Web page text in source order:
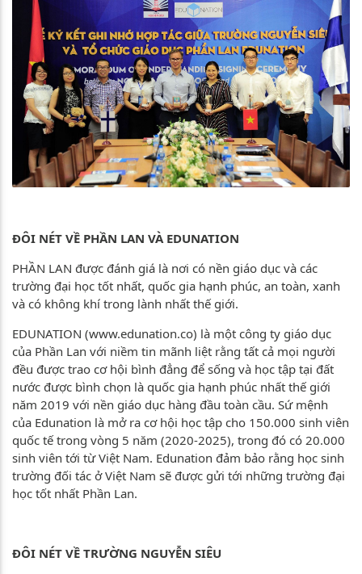
ĐÔI NÉT VỀ PHẦN LAN VÀ EDUNATION
PHẦN LAN được đánh giá là nơi có nền giáo dục và các
trường đại học tốt nhất, quốc gia hạnh phúc, an toàn, xanh
và có không khí trong lành nhất thế giới.
EDUNATION (www.edunation.co) là một công ty giáo dục
của Phần Lan với niềm tin mãnh liệt rằng tất cả mọi người
đều được trao cơ hội bình đẳng để sống và học tập tại đất
nước được bình chọn là quốc gia hạnh phúc nhất thế giới
năm 2019 với nền giáo dục hàng đầu toàn cầu. Sứ mệnh
của Edunation là mở ra cơ hội học tập cho 150.000 sinh viên
quốc tế trong vòng 5 năm (2020-2025), trong đó có 20.000
sinh viên tới từ Việt Nam. Edunation đảm bảo rằng học sinh
trường đối tác ở Việt Nam sẽ được gửi tới những trường đại
học tốt nhất Phần Lan.
ĐÔI NÉT VỀ TRƯỜNG NGUYỄN SIÊU